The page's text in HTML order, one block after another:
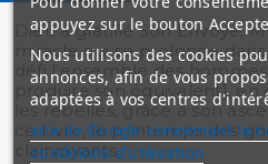
Dieu a gratifié Son Envoyé,
miracle qui se prolonge
défi l’ensemble des
produire son équivalent],en
les rebelles ,grâce à son
ce Livre ,le printemps des
clairvoyants.
appuyez sur le bouton
Nous utilisons des cookies
annonces, afin de vous
adaptées à vos centres
site de Google concernant la
conditions d'utilisation